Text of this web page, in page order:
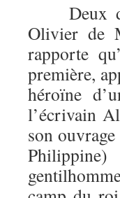
Deux
Olivier de
rapporte
première,
héroïne
l’écrivain
son ouvrage